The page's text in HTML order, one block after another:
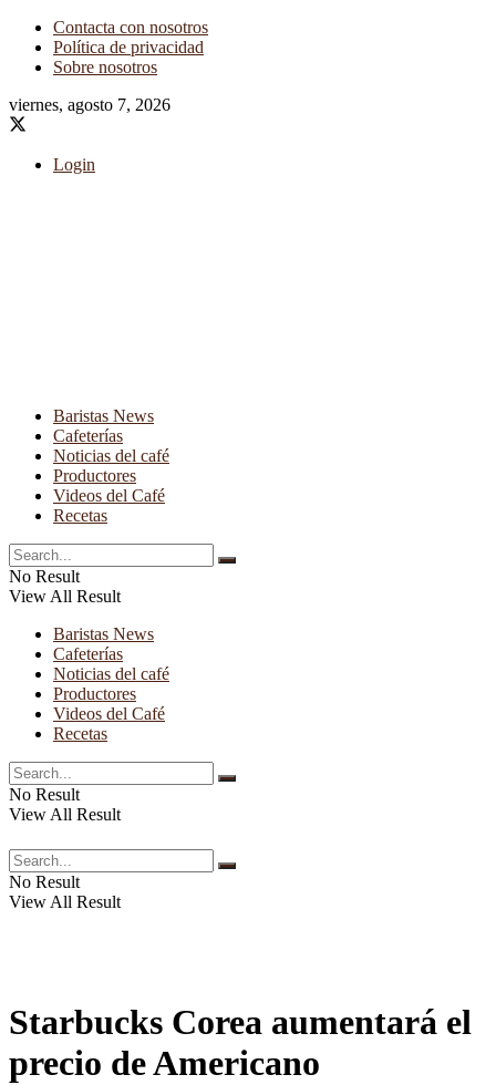
Contacta con nosotros
Política de privacidad
Sobre nosotros
viernes, agosto 7, 2026
Login
Baristas News
Cafeterías
Noticias del café
Productores
Videos del Café
Recetas
No Result
View All Result
Baristas News
Cafeterías
Noticias del café
Productores
Videos del Café
Recetas
No Result
View All Result
No Result
View All Result
Starbucks Corea aumentará el
precio de Americano